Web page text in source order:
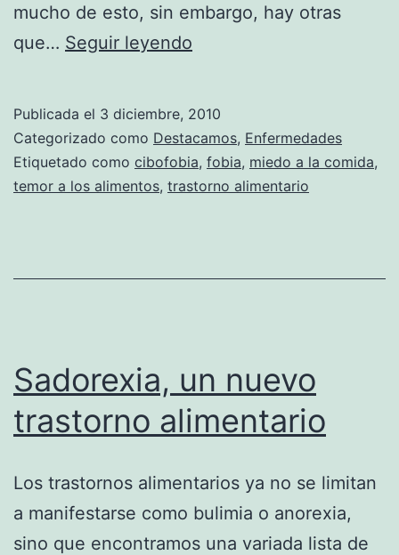
mucho de esto, sin embargo, hay otras
que… Seguir leyendo
los
alimentos
Publicada el 3 diciembre, 2010
Categorizado como Destacamos, Enfermedades
Etiquetado como cibofobia, fobia, miedo a la comida,
temor a los alimentos, trastorno alimentario
Sadorexia, un nuevo
trastorno alimentario
Los trastornos alimentarios ya no se limitan
a manifestarse como bulimia o anorexia,
sino que encontramos una variada lista de